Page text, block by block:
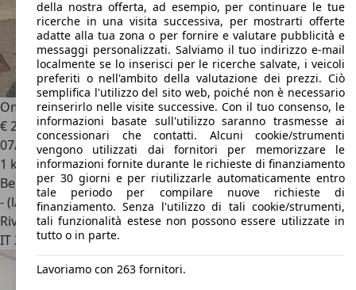
Omoda 5Omoda 5 1.6 tgdi Premium 7dct
€ 23.880
07/2026
1 km
Benzina
- (l/100 km)
Rivenditore
IT 24021Albino - Bergamo - Bg
della nostra offerta, ad esempio, per continuare le tue
ricerche in una visita successiva, per mostrarti offerte
adatte alla tua zona o per fornire e valutare pubblicità e
messaggi personalizzati. Salviamo il tuo indirizzo e-mail
localmente se lo inserisci per le ricerche salvate, i veicoli
preferiti o nell'ambito della valutazione dei prezzi. Ciò
semplifica l'utilizzo del sito web, poiché non è necessario
reinserirlo nelle visite successive. Con il tuo consenso, le
informazioni basate sull'utilizzo saranno trasmesse ai
concessionari che contatti. Alcuni cookie/strumenti
vengono utilizzati dai fornitori per memorizzare le
informazioni fornite durante le richieste di finanziamento
per 30 giorni e per riutilizzarle automaticamente entro
tale periodo per compilare nuove richieste di
finanziamento. Senza l'utilizzo di tali cookie/strumenti,
tali funzionalità estese non possono essere utilizzate in
tutto o in parte.
Lavoriamo con 263 fornitori.